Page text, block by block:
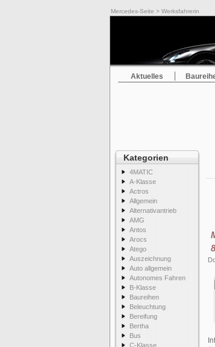
Mercedes-Seite > Werksfahrerin
Aktuelles
Kategorien
4MATIC
A-Klasse
Actros
Allgemein
Alternativantrieb
AMG
Antos
Arocs
Atego
Auszeichnung
Auto allgemein
Autonomes Fahren
B-Klasse
Baureihen
Beleuchtung
Bereifung
Bertha
Bus
C-Klasse